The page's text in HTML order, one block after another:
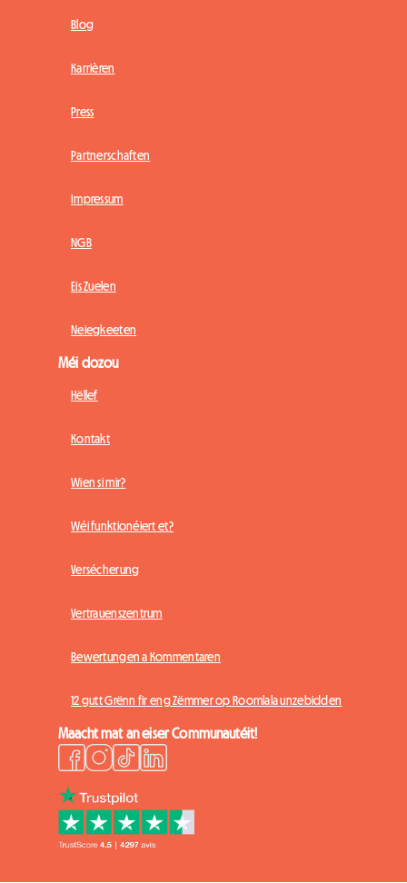
Blog
Karrièren
Press
Partnerschaften
Impressum
NGB
Eis Zuelen
Neiegkeeten
Méi dozou
Hëllef
Kontakt
Wien si mir?
Wéi funktionéiert et?
Versécherung
Vertrauenszentrum
Bewertungen a Kommentaren
12 gutt Grënn fir eng Zëmmer op Roomlala unzebidden
Maacht mat an eiser Communautéit!